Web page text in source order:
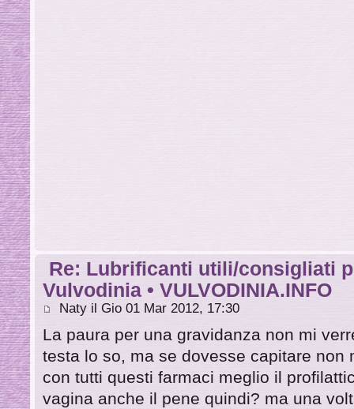
Re: Lubrificanti utili/consigliati
Vulvodinia • VULVODINIA.INFO
Naty il Gio 01 Mar 2012, 17:30
La paura per una gravidanza non mi
testa lo so, ma se dovesse capitare non
con tutti questi farmaci meglio il
vagina anche il pene quindi? ma una